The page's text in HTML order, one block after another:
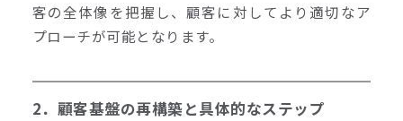
客の全体像を把握し、顧客に対してより適切なア
プローチが可能となります。
2．顧客基盤の再構築と具体的なステップ